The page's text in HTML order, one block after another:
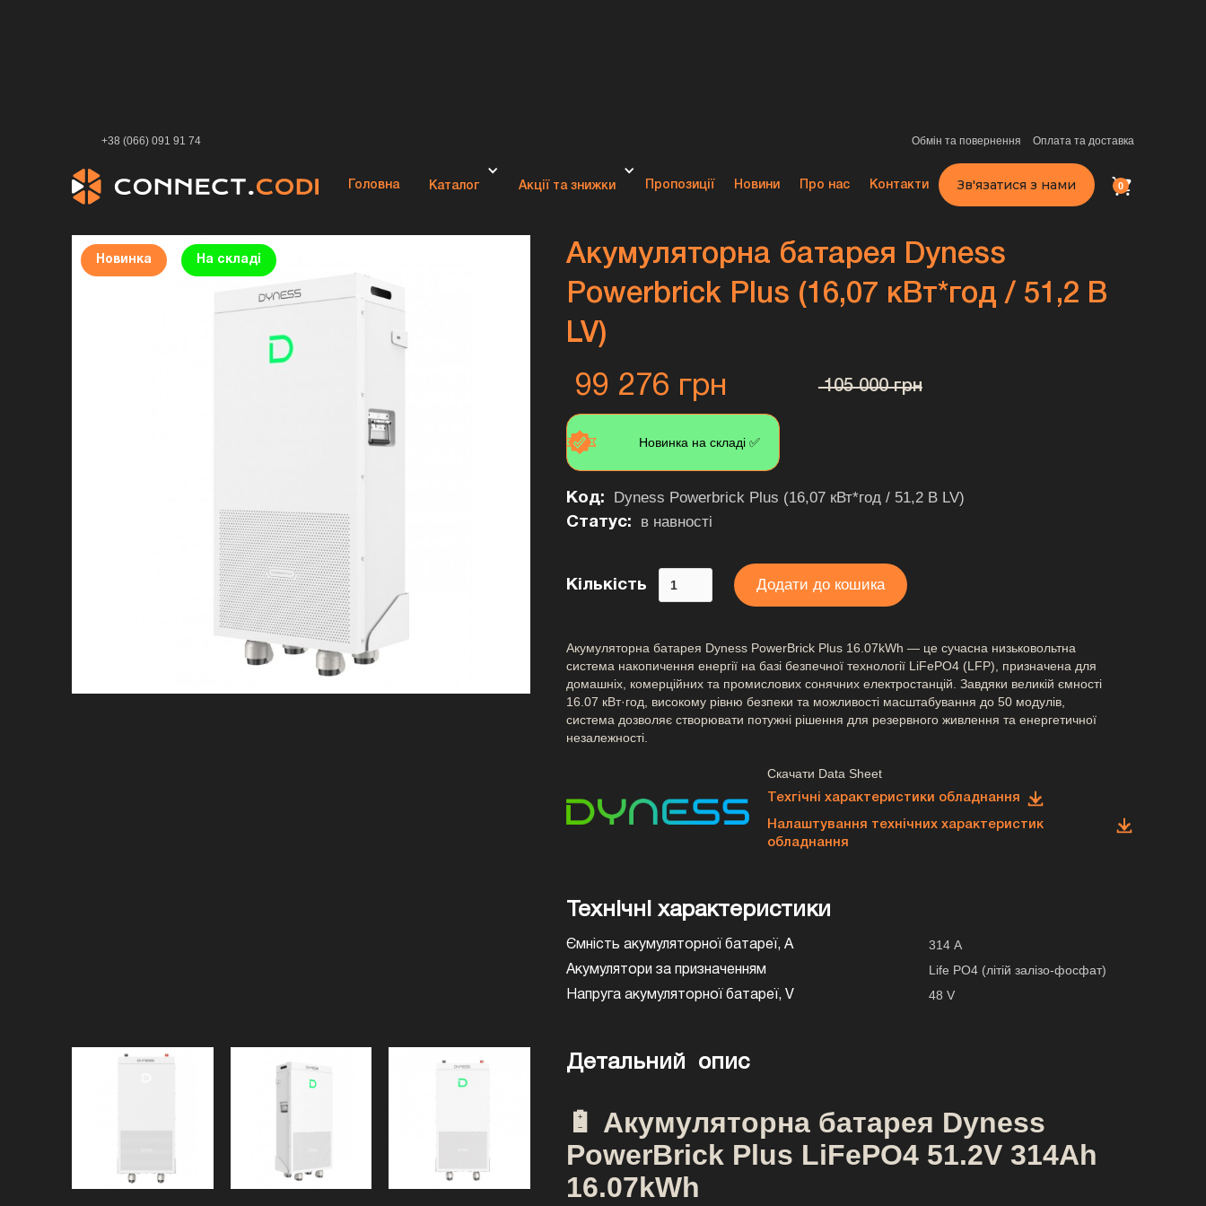
Оплата та доставка
Обмін та повернення
+38 (066) 091 91 74
Головна Каталог Акції та знижки Пропозиції Новини Про нас Контакти Зв'язатися з нами 0
Головна> Каталог> Акумуляторна батарея Dyness Powerbrick Plus (16,07 кВт*год / 51,2 В LV)
Акумулятори
Новинка На складі
Акумуляторна батарея Dyness
Powerbrick Plus (16,07 кВт*год / 51,2 В
LV)
99 276 грн 105 000 грн
Новинка на складі ✅
Код: Dyness Powerbrick Plus (16,07 кВт*год / 51,2 В LV)
Статус: в навності
Кількість
Акумуляторна батарея Dyness PowerBrick Plus 16.07kWh — це сучасна низьковольтна
система накопичення енергії на базі безпечної технології LiFePO4 (LFP), призначена для
домашніх, комерційних та промислових сонячних електростанцій. Завдяки великій ємності
16.07 кВт·год, високому рівню безпеки та можливості масштабування до 50 модулів,
система дозволяє створювати потужні рішення для резервного живлення та енергетичної
незалежності.
Скачати Data Sheet
Техгічні характеристики обладнання
Налаштування технічних характеристик
обладнання
Технічні характеристики
Ємність акумуляторної батареї, A 314 А
Акумулятори за призначенням Life PO4 (літій залізо-фосфат)
Напруга акумуляторної батареї, V 48 V
Детальний опис
🔋 Акумуляторна батарея Dyness
PowerBrick Plus LiFePO4 51.2V 314Ah
16.07kWh